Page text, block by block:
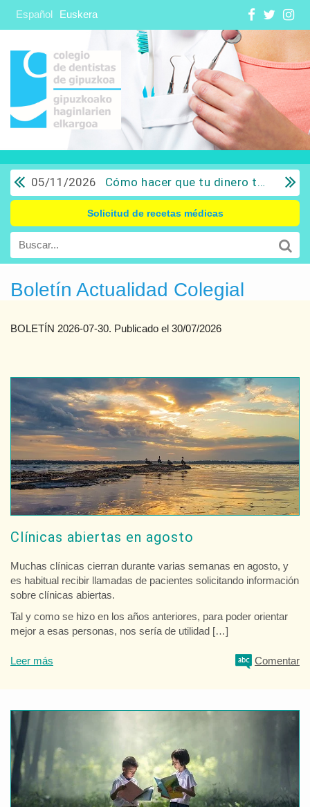
Español Euskera
05/11/2026 Cómo hacer que tu dinero trabaje para ti: Del ahorro a la inversión con sentido común.
Solicitud de recetas médicas
Boletín Actualidad Colegial
BOLETÍN 2026-07-30. Publicado el 30/07/2026
Clínicas abiertas en agosto
Muchas clínicas cierran durante varias semanas en agosto, y
es habitual recibir llamadas de pacientes solicitando información
sobre clínicas abiertas.
Tal y como se hizo en los años anteriores, para poder orientar
mejor a esas personas, nos sería de utilidad […]
Leer más Comentar